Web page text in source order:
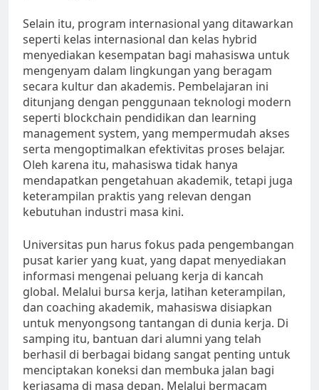
Selain itu, program internasional yang ditawarkan
seperti kelas internasional dan kelas hybrid
menyediakan kesempatan bagi mahasiswa untuk
mengenyam dalam lingkungan yang beragam
secara kultur dan akademis. Pembelajaran ini
ditunjang dengan penggunaan teknologi modern
seperti blockchain pendidikan dan learning
management system, yang mempermudah akses
serta mengoptimalkan efektivitas proses belajar.
Oleh karena itu, mahasiswa tidak hanya
mendapatkan pengetahuan akademik, tetapi juga
keterampilan praktis yang relevan dengan
kebutuhan industri masa kini.
Universitas pun harus fokus pada pengembangan
pusat karier yang kuat, yang dapat menyediakan
informasi mengenai peluang kerja di kancah
global. Melalui bursa kerja, latihan keterampilan,
dan coaching akademik, mahasiswa disiapkan
untuk menyongsong tantangan di dunia kerja. Di
samping itu, bantuan dari alumni yang telah
berhasil di berbagai bidang sangat penting untuk
menciptakan koneksi dan membuka jalan bagi
kerjasama di masa depan. Melalui bermacam